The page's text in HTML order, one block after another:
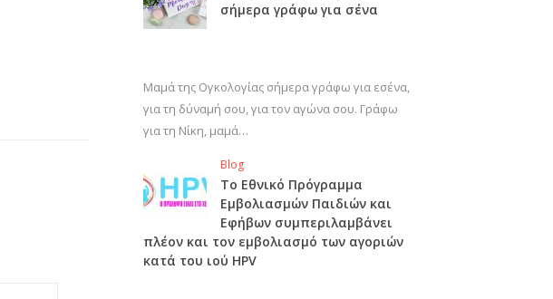
σήμερα γράφω για σένα
Μαμά της Ογκολογίας σήμερα γράφω για εσένα,
για τη δύναμή σου, για τον αγώνα σου. Γράφω
για τη Νίκη, μαμά…
Blog
Το Εθνικό Πρόγραμμα
Εμβολιασμών Παιδιών και
Εφήβων συμπεριλαμβάνει
πλέον και τον εμβολιασμό των αγοριών
κατά του ιού HPV